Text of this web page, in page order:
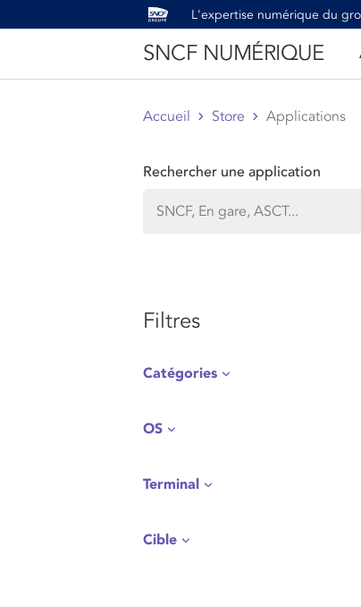
L'expertise numérique du
SNCF NUMÉRIQUE
Accueil Store Applications
Rechercher une application
Filtres
Catégories
OS
Terminal
Cible